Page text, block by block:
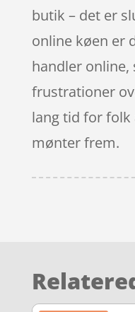
butik – det er
online køen er
handler
frustrationer
lang tid for folk
mønter frem.